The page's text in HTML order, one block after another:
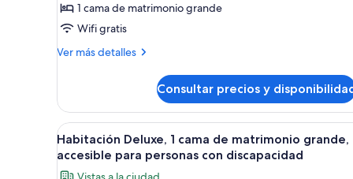
1 cama de matrimonio grande
Wifi gratis
Ver más detalles
Más
1
habitación,
Acceso
al
Consultar precios y
Abrir
todas
las
Habitación de hotel con
2
Habitación Deluxe, 1 cama de matrimonio grande,
accesible para personas con discapacidad